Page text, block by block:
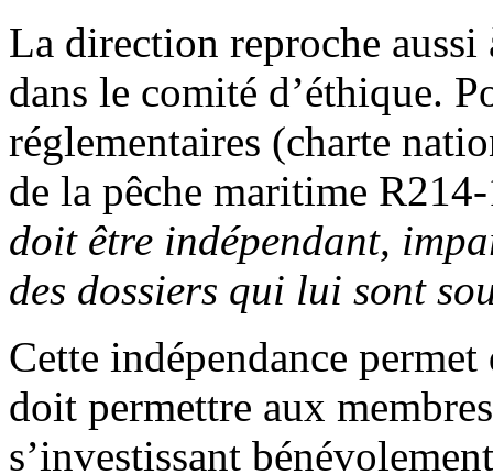
La direction reproche
dans le comité d’éthique.
réglementaires (charte
de la pêche maritime
doit être indépendant,
des dossiers qui lui sont
Cette indépendance
doit permettre aux
s’investissant